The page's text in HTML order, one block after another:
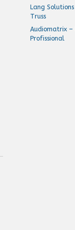
Lang
Truss
Audiomatrix –
Profissional